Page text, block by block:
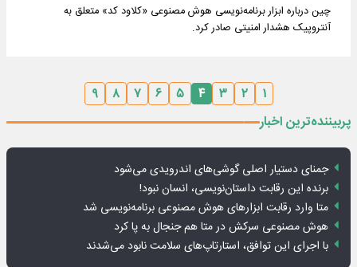
چین درباره ابزار برنامه‌نویسی هوش مصنوعی «کلاود کد» متعلق به
آنتروپیک هشدار امنیتی صادر کرد.
۱ ۲ ۳ ۴ ۵ ۶ ۷ ۸
۹
پربیننده‌ترین اخبار
جمنای دستیار اصلی گوشی‌های اندرویدی می‌شود
برنده این رقابت داستان‌نویسی، انسان نبود!
متا وارد رقابت ابزارهای هوش مصنوعی برنامه‌نویسی شد
هوش مصنوعی سرکش در متا هم جنجال به پا کرد
با اجرای این توافق، استارتاپ‌های سلامت نابود می‌شدند